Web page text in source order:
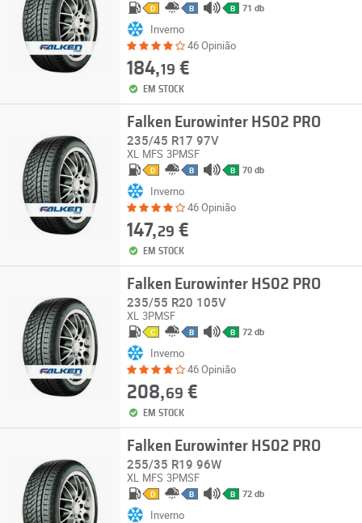
D B B 71 db
Inverno
46 Opinião
184,19 €
EM STOCK
Falken Eurowinter HS02 PRO
235/45 R17 97V
XL MFS 3PMSF
D B B 70 db
Inverno
46 Opinião
147,29 €
EM STOCK
Falken Eurowinter HS02 PRO
235/55 R20 105V
XL 3PMSF
C B B 72 db
Inverno
46 Opinião
208,69 €
EM STOCK
Falken Eurowinter HS02 PRO
255/35 R19 96W
XL MFS 3PMSF
D B B 72 db
Inverno